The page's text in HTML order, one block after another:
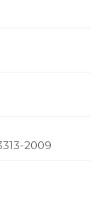
2009